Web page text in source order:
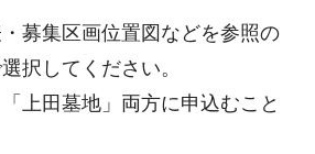
募集区画位置図などを参照の
択してください。
上田墓地」両方に申込むこと